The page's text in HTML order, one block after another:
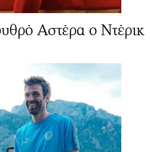
Αστέρα ο Ντέρικ